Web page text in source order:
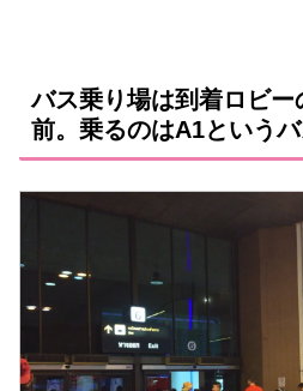
バス乗り場は到着ロビ
前。乗るのはA1というバ